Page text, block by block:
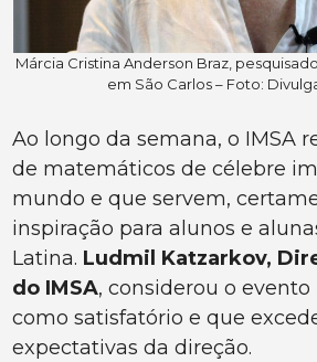
Márcia Cristina Anderson Braz,
em São Carlos – Foto:
Ao longo da semana, o IMSA
de matemáticos de célebre
mundo e que servem,
inspiração para alunos e
Latina. Ludmil Katzarkov,
do IMSA, considerou o
como satisfatório e que
expectativas da direção.